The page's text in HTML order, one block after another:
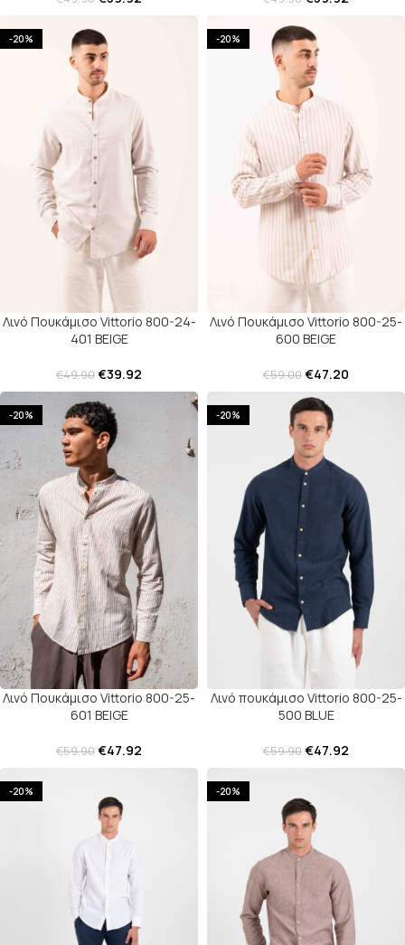
-20%
Λινό Πουκάμισο Vittorio 800-24-
401 BEIGE
€49.90€39.92
-20%
Λινό Πουκάμισο Vittorio 800-25-
600 BEIGE
€59.00€47.20
-20%
Λινό Πουκάμισο Vittorio 800-25-
601 BEIGE
€59.90€47.92
-20%
Λινό πουκάμισο Vittorio 800-25-
500 BLUE
€59.90€47.92
-20% -20%